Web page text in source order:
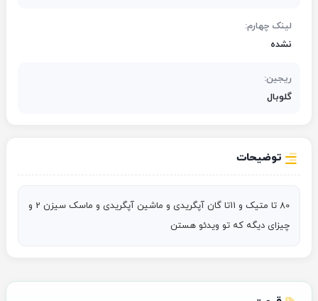
لینک چهارم:
نشده
ریجین:
گلوبال
توضیحات
چیزای دیگه که تو ویدئو هستن